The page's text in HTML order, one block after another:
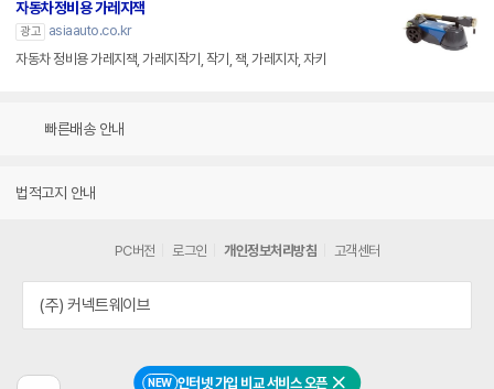
NEW 인터넷 가입 비교 서비스 오픈
자동차정비용 가레지잭
광고
asiaauto.co.kr
자동차 정비용 가레지잭, 가레지작기, 작기, 잭, 가레지자, 자키
빠른배송 안내
법적고지 안내
PC버전 로그인 개인정보처리방침 고객센터
(주) 커넥트웨이브